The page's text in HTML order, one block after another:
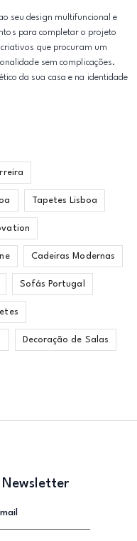
seu design multifuncional e
para completar o projeto
que procuram um
sem complicações.
da sua casa e na identidade
Tapetes Lisboa
Cadeiras Modernas
Sofás Portugal
Decoração de Salas
Newsletter